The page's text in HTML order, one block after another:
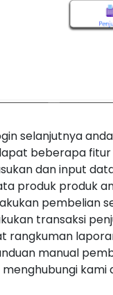
selanjutnya
beberapa fitur
dan input
produk produk
pembelian
transaksi
rangkuman
manual